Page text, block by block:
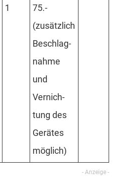
1
75.-
(zusätz­lich
Be­schlag­
nahme
und
Vernich­
tung des
Gerätes
mög­lich)